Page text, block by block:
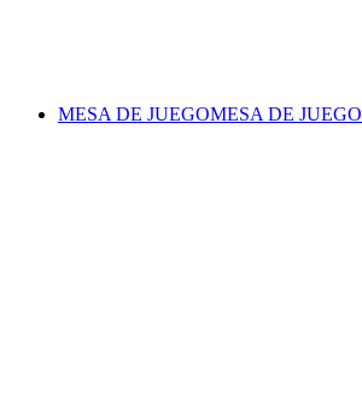
MESA DE JUEGOMESA DE JUEGO